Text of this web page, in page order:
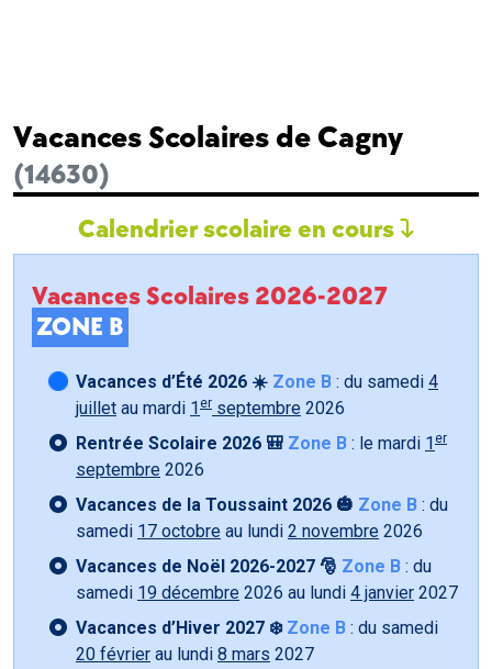
Vacances Scolaires de Cagny
(14630)
Calendrier scolaire en cours
Vacances Scolaires 2026-2027
ZONE B
Vacances d’Été 2026 ☀️ Zone B : du samedi 4
juillet au mardi 1 er septembre 2026
Rentrée Scolaire 2026 🎒 Zone B : le mardi 1 er
septembre 2026
Vacances de la Toussaint 2026 🎃 Zone B : du
samedi 17 octobre au lundi 2 novembre 2026
Vacances de Noël 2026-2027 🎅 Zone B : du
samedi 19 décembre 2026 au lundi 4 janvier 2027
Vacances d’Hiver 2027 ❄️ Zone B : du samedi
20 février au lundi 8 mars 2027